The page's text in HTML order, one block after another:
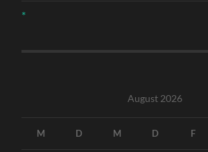
*
August 2026
M D M D F